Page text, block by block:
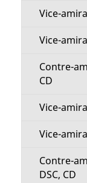
Vice-
Vice-
Contre-
CD
Vice-
Vice-
Contre-
DSC, CD